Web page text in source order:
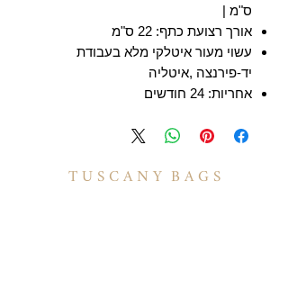
ס"מ |
אורך רצועת כתף: 22 ס"מ
עשוי מעור איטלקי מלא בעבודת
יד-פירנצה ,איטליה
אחריות: 24 חודשים
T U S C A N Y B A G S